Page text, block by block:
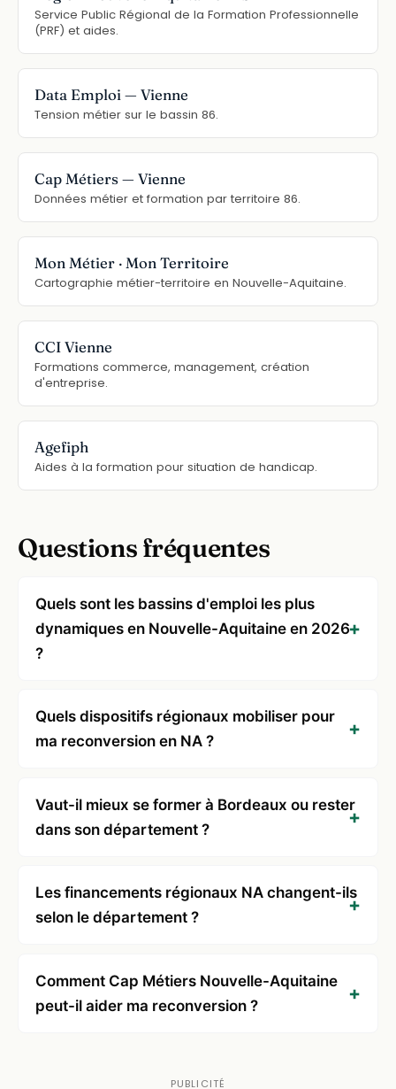
Service Public Régional de la Formation Professionnelle
(PRF) et aides.
Data Emploi — Vienne
Tension métier sur le bassin 86.
Cap Métiers — Vienne
Données métier et formation par territoire 86.
Mon Métier · Mon Territoire
Cartographie métier-territoire en Nouvelle-Aquitaine.
CCI Vienne
Formations commerce, management, création
d'entreprise.
Agefiph
Aides à la formation pour situation de handicap.
Questions fréquentes
Quels sont les bassins d'emploi les plus
dynamiques en Nouvelle-Aquitaine en 2026
?
Quels dispositifs régionaux mobiliser pour
ma reconversion en NA ?
Vaut-il mieux se former à Bordeaux ou rester
dans son département ?
Les financements régionaux NA changent-ils
selon le département ?
Comment Cap Métiers Nouvelle-Aquitaine
peut-il aider ma reconversion ?